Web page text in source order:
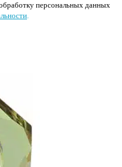
персональных данных
.